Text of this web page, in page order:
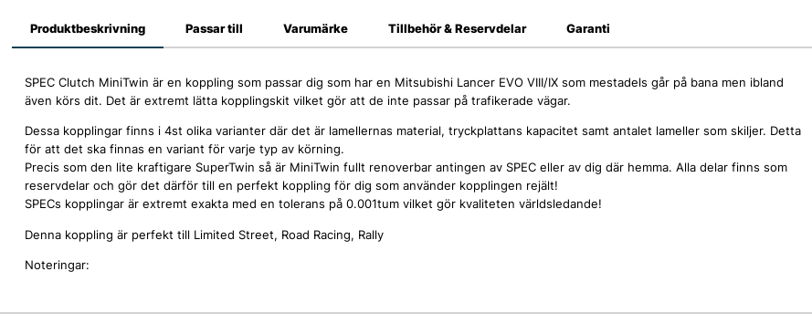
Produktbeskrivning
SPEC Clutch MiniTwin är en koppling som passar dig som har en Mitsubishi Lancer EVO VIII/IX som mestadels går på bana men ibland
även körs dit. Det är extremt lätta kopplingskit vilket gör att de inte passar på trafikerade vägar.
Dessa kopplingar finns i 4st olika varianter där det är lamellernas material, tryckplattans kapacitet samt antalet lameller som skiljer. Detta
för att det ska finnas en variant för varje typ av körning.
Precis som den lite kraftigare SuperTwin så är MiniTwin fullt renoverbar antingen av SPEC eller av dig där hemma. Alla delar finns som
reservdelar och gör det därför till en perfekt koppling för dig som använder kopplingen rejält!
SPECs kopplingar är extremt exakta med en tolerans på 0.001tum vilket gör kvaliteten världsledande!
Denna koppling är perfekt till Limited Street, Road Racing, Rally
Noteringar:
Passar till Varumärke Tillbehör & Reservdelar Garanti